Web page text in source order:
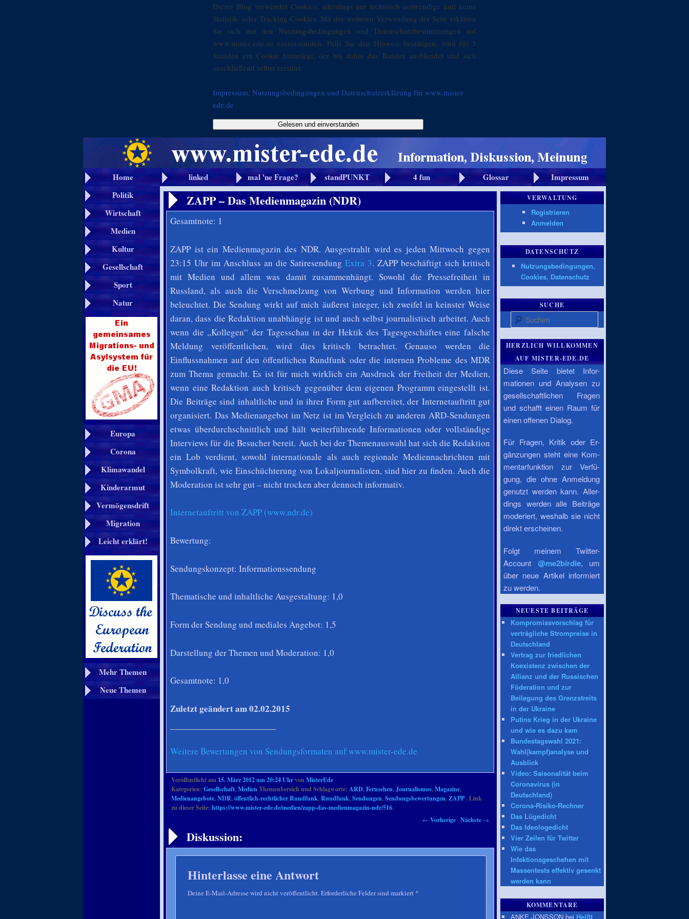
Dieser Blog verwendet Cookies, allerdings nur technisch notwendige und keine
Statistik- oder Tracking-Cookies. Mit der weiteren Verwendung der Seite erklären
Sie sich mit den Nutzungsbedingungen und Datenschutzbestimmungen auf
www.mister-ede.de einverstanden. Falls Sie den Hinweis bestätigen, wird für 3
Stunden ein Cookie hinterlegt, der bis dahin das Banner ausblendet und sich
anschließend selbst zerstört.
Impressum, Nutzungsbedingungen und Datenschutzerklärung für www.mister-
ede.de
Gelesen und einverstanden
Home linked mal 'ne Frage? standPUNKT 4 fun Glossar
Impressum
Politik
Wirtschaft
Medien
Kultur
Gesellschaft
Sport
Natur
Europa
Corona
Klimawandel
Kinderarmut
Vermögensdrift
Migration
Leicht erklärt!
Mehr Themen
Neue Themen
ZAPP – Das Medienmagazin (NDR)
Gesamtnote: 1
ZAPP ist ein Medienmagazin des NDR. Ausgestrahlt wird es jeden Mittwoch gegen
23:15 Uhr im Anschluss an die Satiresendung Extra 3. ZAPP beschäftigt sich kritisch
mit Medien und allem was damit zusammenhängt. Sowohl die Pressefreiheit in
Russland, als auch die Verschmelzung von Werbung und Information werden hier
beleuchtet. Die Sendung wirkt auf mich äußerst integer, ich zweifel in keinster Weise
daran, dass die Redaktion unabhängig ist und auch selbst journalistisch arbeitet. Auch
wenn die „Kollegen“ der Tagesschau in der Hektik des Tagesgeschäftes eine falsche
Meldung veröffentlichen, wird dies kritisch betrachtet. Genauso werden die
Einflussnahmen auf den öffentlichen Rundfunk oder die internen Probleme des MDR
zum Thema gemacht. Es ist für mich wirklich ein Ausdruck der Freiheit der Medien,
wenn eine Redaktion auch kritisch gegenüber dem eigenen Programm eingestellt ist.
Die Beiträge sind inhaltliche und in ihrer Form gut aufbereitet, der Internetauftritt gut
organisiert. Das Medienangebot im Netz ist im Vergleich zu anderen ARD-Sendungen
etwas überdurchschnittlich und hält weiterführende Informationen oder vollständige
Interviews für die Besucher bereit. Auch bei der Themenauswahl hat sich die Redaktion
ein Lob verdient, sowohl internationale als auch regionale Mediennachrichten mit
Symbolkraft, wie Einschüchterung von Lokaljournalisten, sind hier zu finden. Auch die
Moderation ist sehr gut – nicht trocken aber dennoch informativ.
Internetauftritt von ZAPP (www.ndr.de)
Bewertung:
Sendungskonzept: Informationssendung
Thematische und inhaltliche Ausgestaltung: 1,0
Form der Sendung und mediales Angebot: 1,5
Darstellung der Themen und Moderation: 1,0
Gesamtnote: 1,0
Zuletzt geändert am 02.02.2015
Weitere Bewertungen von Sendungsformaten auf www.mister-ede.de
Veröffentlicht am 15. März 2012 um 20:24 Uhrvon MisterEde
Kategorien: Gesellschaft,MedienThemenbereich und Schlagworte: ARD,Fernsehen,Journalismus,Magazine,
Medienangebote,NDR,öffentlich-rechtlicher Rundfunk,Rundfunk,Sendungen,Sendungsbewertungen,ZAPP. Link
zu dieser Seite: https://www.mister-ede.de/medien/zapp-das-medienmagazin-ndr/516.
← Vorherige Nächste →
Diskussion:
Hinterlasse eine Antwort
Deine E-Mail-Adresse wird nicht veröffentlicht. Erforderliche Felder sind markiert *
VERWALTUNG
Registrieren
Anmelden
DATENSCHUTZ
Nutzungsbedingungen,
Cookies, Datenschutz
SUCHE
Suchen
HERZLICH WILLKOMMEN
AUF MISTER-EDE.DE
Diese Seite bietet Infor-
mationen und Analysen zu
gesellschaftlichen Fragen
und schafft einen Raum für
einen offenen Dialog.
Für Fragen, Kritik oder Er-
gänzungen steht eine Kom-
mentarfunktion zur Verfü-
gung, die ohne Anmeldung
genutzt werden kann. Aller-
dings werden alle Beiträge
moderiert, weshalb sie nicht
direkt erscheinen.
Folgt meinem Twitter-
Account @me2birdie, um
über neue Artikel informiert
zu werden.
NEUESTE BEITRÄGE
Kompromissvorschlag für
verträgliche Strompreise in
Deutschland
Vertrag zur friedlichen
Koexistenz zwischen der
Allianz und der Russischen
Föderation und zur
Beilegung des Grenzstreits
in der Ukraine
Putins Krieg in der Ukraine
und wie es dazu kam
Bundestagswahl 2021:
Wahl(kampf)analyse und
Ausblick
Video: Saisonalität beim
Coronavirus (in
Deutschland)
Corona-Risiko-Rechner
Das Lügedicht
Das Ideologedicht
Vier Zeilen für Twitter
Wie das
Infektionsgeschehen mit
Massentests effektiv gesenkt
werden kann
KOMMENTARE
ANKE JONSSON bei Heißt